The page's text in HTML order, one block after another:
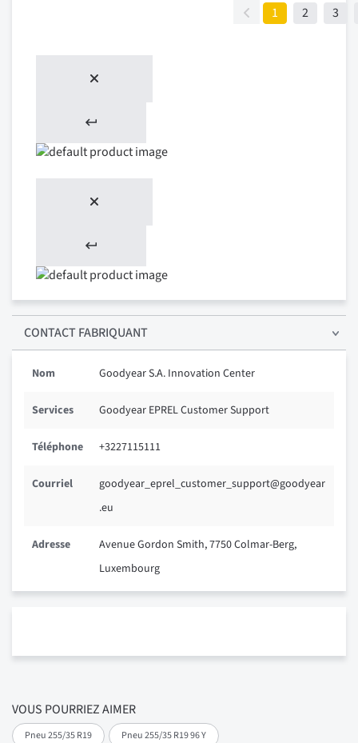
VOUS POURRIEZ AIMER
Pneu 255/35 R19 Pneu 255/35 R19 96 Y
1 2 3
CONTACT FABRIQUANT
Nom Goodyear S.A. Innovation Center
Services Goodyear EPREL Customer Support
Téléphone +3227115111
Courriel
goodyear_eprel_customer_support@goodyear
.eu
Adresse
Avenue Gordon Smith, 7750 Colmar-Berg,
Luxembourg